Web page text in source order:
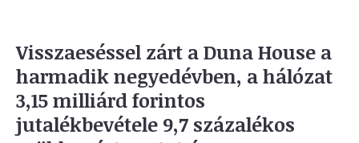
Visszaeséssel zárt a Duna House a
harmadik negyedévben, a hálózat
3,15 milliárd forintos
jutalékbevétele 9,7 százalékos